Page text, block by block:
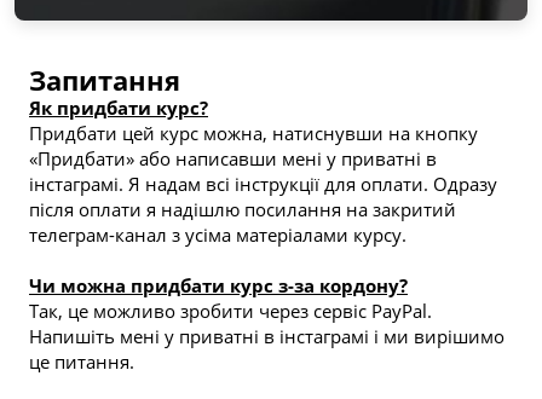
Запитання
Як придбати курс?
Придбати цей курс можна, натиснувши на кнопку
«Придбати» або написавши мені у приватні в
інстаграмі. Я надам всі інструкції для оплати. Одразу
після оплати я надішлю посилання на закритий
телеграм-канал з усіма матеріалами курсу.
Чи можна придбати курс з-за кордону?
Так, це можливо зробити через сервіс PayPal.
Напишіть мені у приватні в інстаграмі і ми вирішимо
це питання.